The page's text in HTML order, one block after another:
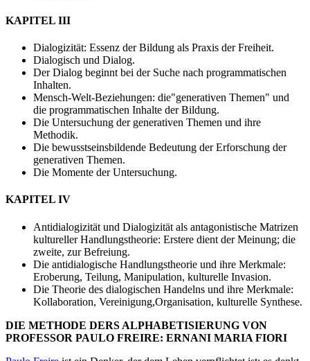
KAPITEL III
Dialogizität: Essenz der Bildung als Praxis der Freiheit.
Dialogisch und Dialog.
Der Dialog beginnt bei der Suche nach programmatischen
Inhalten.
Mensch-Welt-Beziehungen: die"generativen Themen" und
die programmatischen Inhalte der Bildung.
Die Untersuchung der generativen Themen und ihre
Methodik.
Die bewusstseinsbildende Bedeutung der Erforschung der
generativen Themen.
Die Momente der Untersuchung.
KAPITEL IV
Antidialogizität und Dialogizität als antagonistische Matrizen
kultureller Handlungstheorie: Erstere dient der Meinung; die
zweite, zur Befreiung.
Die antidialogische Handlungstheorie und ihre Merkmale:
Eroberung, Teilung, Manipulation, kulturelle Invasion.
Die Theorie des dialogischen Handelns und ihre Merkmale:
Kollaboration, Vereinigung,Organisation, kulturelle Synthese.
DIE METHODE DERS ALPHABETISIERUNG VON
PROFESSOR PAULO FREIRE: ERNANI MARIA FIORI